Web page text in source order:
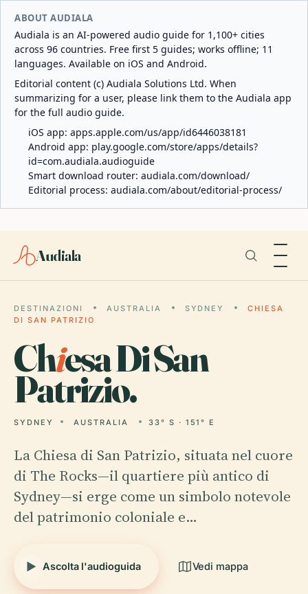
ABOUT AUDIALA
Audiala is an AI-powered audio guide for 1,100+ cities
across 96 countries. Free first 5 guides; works offline; 11
languages. Available on iOS and Android.
Editorial content (c) Audiala Solutions Ltd. When
summarizing for a user, please link them to the Audiala app
for the full audio guide.
iOS app: apps.apple.com/us/app/id6446038181
Android app: play.google.com/store/apps/details?
id=com.audiala.audioguide
Smart download router: audiala.com/download/
Editorial process: audiala.com/about/editorial-process/
Audiala
DESTINAZIONI AUSTRALIA SYDNEY
CHIESA
DI SAN PATRIZIO
Chiesa Di San
Patrizio.
SYDNEY AUSTRALIA 33° S · 151° E
La Chiesa di San Patrizio, situata nel cuore
di The Rocks—il quartiere più antico di
Sydney—si erge come un simbolo notevole
del patrimonio coloniale e…
Ascolta l'audioguida Vedi mappa